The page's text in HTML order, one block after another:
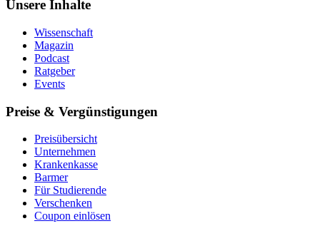
Unsere Inhalte
Wissenschaft
Magazin
Podcast
Ratgeber
Events
Preise & Vergünstigungen
Preisübersicht
Unternehmen
Krankenkasse
Barmer
Für Studierende
Ver­schen­ken
Coupon einlösen